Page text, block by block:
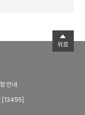
안내
[13455]
위로